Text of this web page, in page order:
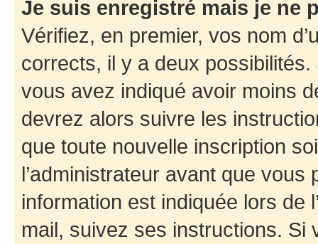
Je suis enregistré mais je ne
Vérifiez, en premier, vos nom
corrects, il y a deux
vous avez indiqué avoir moins
devrez alors suivre les
que toute nouvelle inscription
l’administrateur avant que
information est indiquée lors de
mail, suivez ses instructions. Si